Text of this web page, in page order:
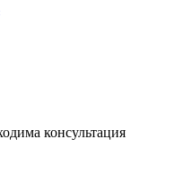
консультация